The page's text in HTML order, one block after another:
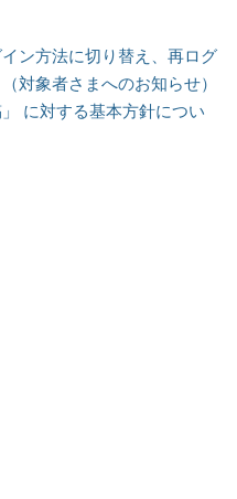
ン方法に切り替え、再ログ
対象者さまへのお知らせ）
に対する基本方針につい